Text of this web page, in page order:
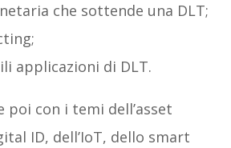
che sottende una DLT;
applicazioni di DLT.
poi con i temi dell’asset
ID, dell’IoT, dello smart